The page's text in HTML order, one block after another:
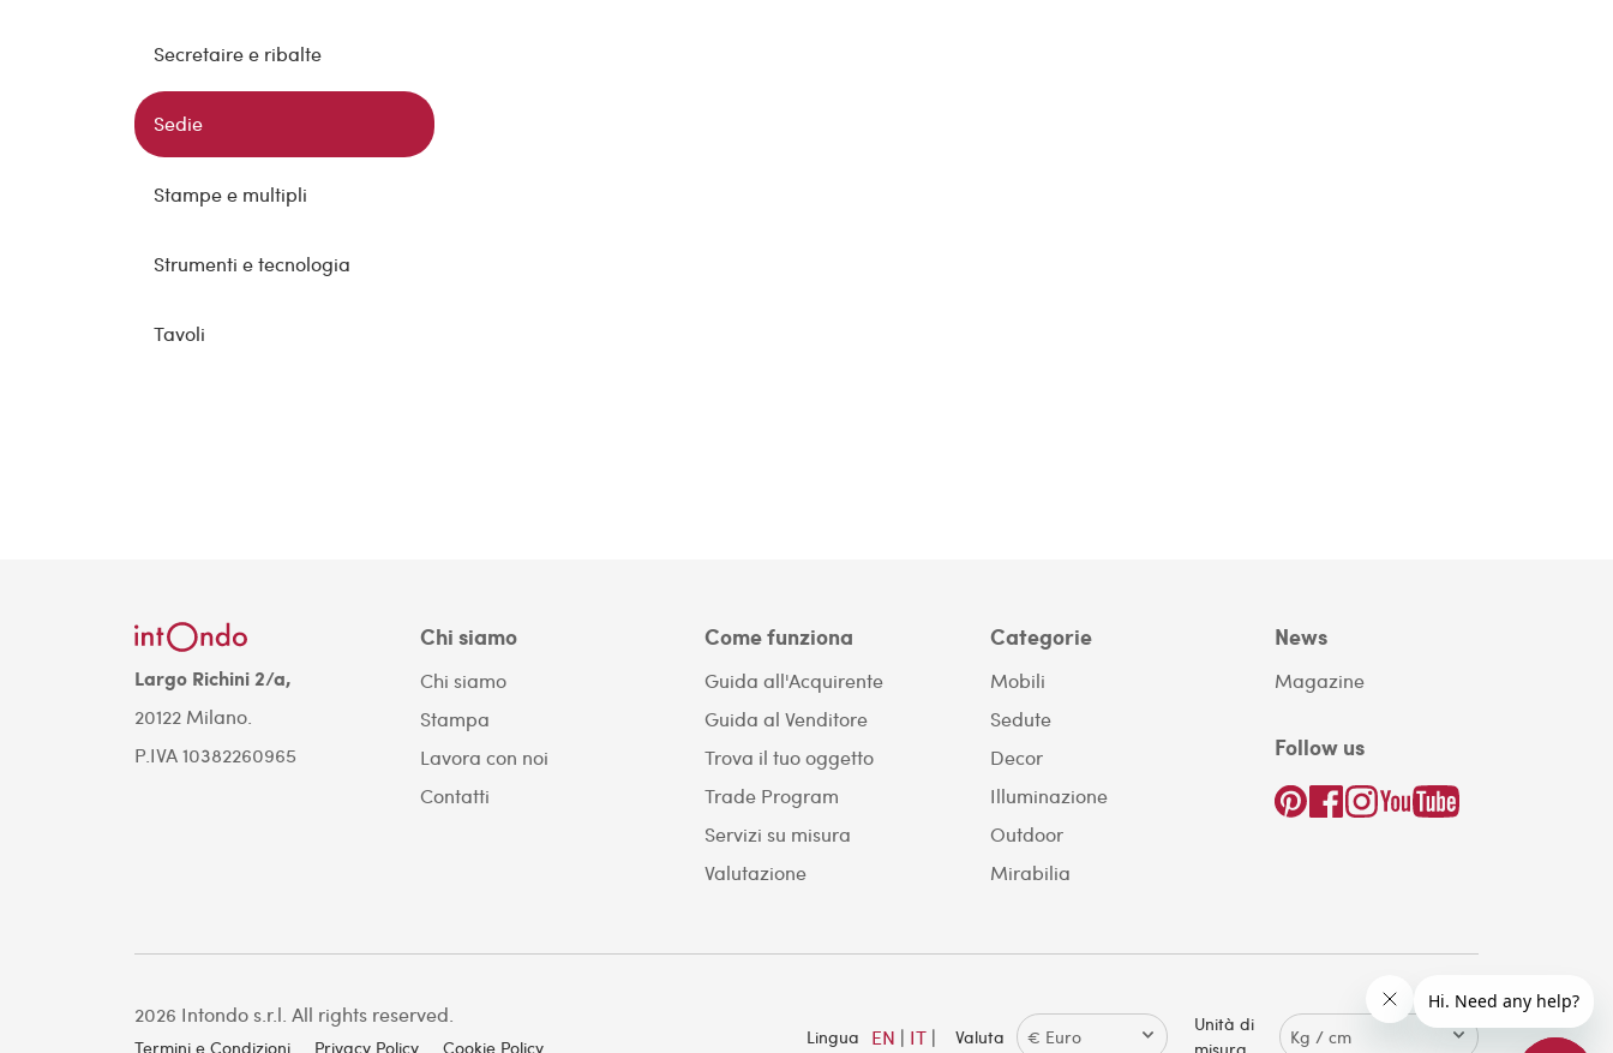
Secretaire e ribalte
Sedie
Stampe e multipli
Strumenti e tecnologia
Tavoli
Largo Richini 2/a,
20122 Milano.
P.IVA 10382260965
Chi siamo
Chi siamo
Stampa
Lavora con noi
Contatti
Come funziona
Guida all'Acquirente
Guida al Venditore
Trova il tuo oggetto
Trade Program
Servizi su misura
Valutazione
Categorie
Mobili
Sedute
Decor
Illuminazione
Outdoor
Mirabilia
News
Magazine
Follow us
2026 Intondo s.r.l. All rights reserved.
Termini e Condizioni Privacy Policy Cookie Policy Lingua EN | IT | Valuta
Unità di